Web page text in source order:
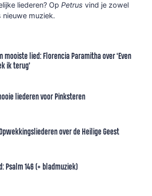
liederen? Op Petrus vind je zowel
nieuwe muziek.
mooiste lied: Florencia Paramitha over ‘Even
ik terug’
liederen voor Pinksteren
over de Heilige Geest
Psalm 146 (+ bladmuziek)